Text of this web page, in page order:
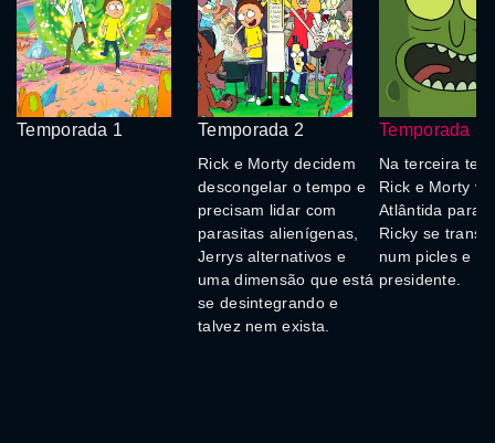
Temporada 1 Temporada 2
Rick e Morty decidem
descongelar o tempo e
precisam lidar com
parasitas alienígenas,
Jerrys alternativos e
uma dimensão que está
se desintegrando e
talvez nem exista.
Temporada 3
Na terceira
Rick e Morty
Atlântida para
Ricky se
num picles e
presidente.